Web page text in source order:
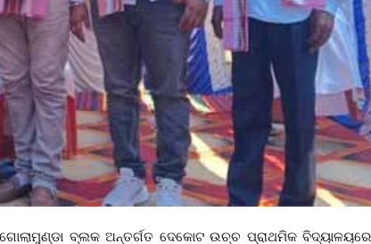
ବ୍ଲକ ଅନ୍ତର୍ଗତ ଦେକୋଟ ଉଚ୍ଚ ପ୍ରାଥମିକ ବିଦ୍ୟାଳୟରେ